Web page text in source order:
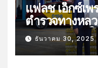
แฟลช เอ็กซ์เ
ตำรวจทางหล
ช่วงเทศกาลปีใ
ธันวาคม 30, 2025